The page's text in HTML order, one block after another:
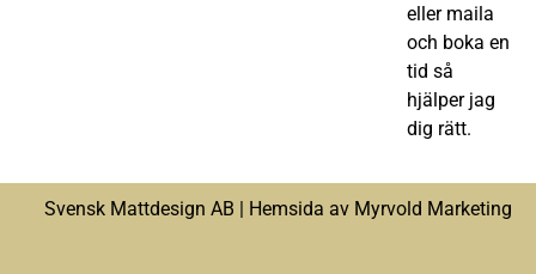
eller maila
och boka en
tid så
hjälper jag
dig rätt.
Svensk Mattdesign AB | Hemsida av Myrvold Marketing